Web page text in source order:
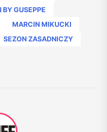
GUSEPPE
MARCIN MIKUCKI
SEZON ZASADNICZY